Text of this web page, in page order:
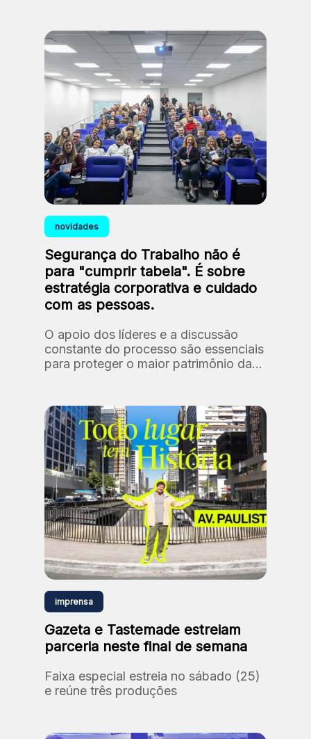
novidades
Segurança do Trabalho não é
para "cumprir tabela". É sobre
estratégia corporativa e cuidado
com as pessoas.
O apoio dos líderes e a discussão
constante do processo são essenciais
para proteger o maior patrimônio da
imprensa
Gazeta e Tastemade estreiam
parceria neste final de semana
Faixa especial estreia no sábado (25)
e reúne três produções